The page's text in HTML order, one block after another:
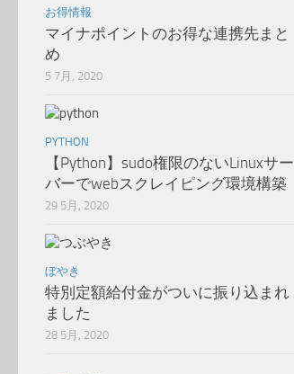
お得情報
マイナポイントのお得な連携先まと
め
5 7月, 2020
PYTHON
【Python】sudo権限のないLinuxサー
バーでwebスクレイピング環境構築
29 5月, 2020
ぼやき
特別定額給付金がついに振り込まれ
ました
28 5月, 2020